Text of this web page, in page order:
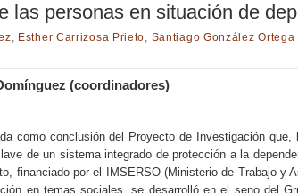
las personas en situación de
, Esther Carrizosa Prieto, ​Santiago González Ortega
(coordinadores)
como conclusión del Proyecto de Investigación que,
de un sistema integrado de protección a la
financiado por el IMSERSO (Ministerio de Trabajo y
en temas sociales, se desarrolló en el seno del